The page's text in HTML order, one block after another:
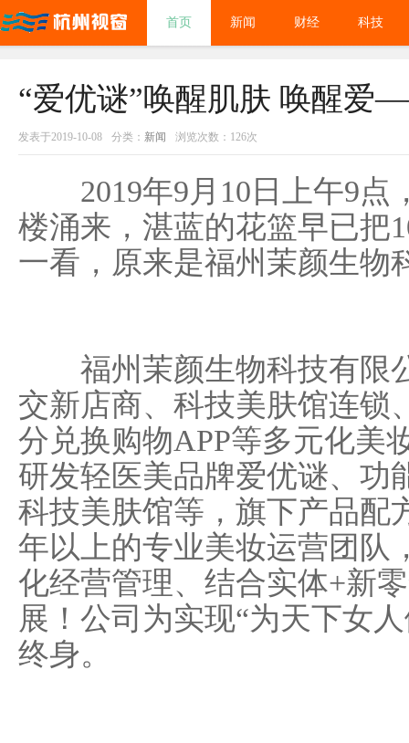
首页 新闻 财经 科技
“爱优谜”唤醒肌肤 唤醒爱
发表于2019-10-08 分类： 新闻 浏览次数：126次
2019年9月10日上午9点
楼涌来，湛蓝的花篮早已把
一看，原来是福州茉颜生物
福州茉颜生物科技有限
交新店商、科技美肤馆连锁
分兑换购物APP等多元化美
研发轻医美品牌爱优谜、功
科技美肤馆等，旗下产品配
年以上的专业美妆运营团队
化经营管理、结合实体+新
展！公司为实现“为天下女
终身。